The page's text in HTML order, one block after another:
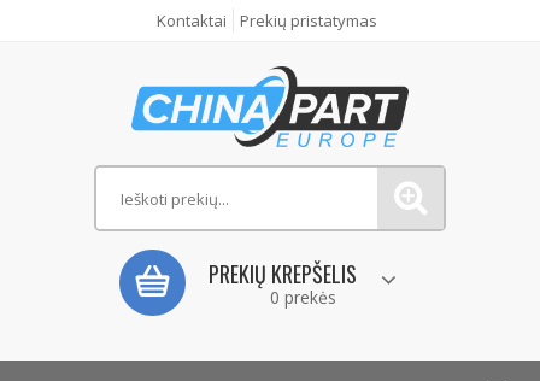
Kontaktai Prekių pristatymas
PREKIŲ KREPŠELIS
0 prekės